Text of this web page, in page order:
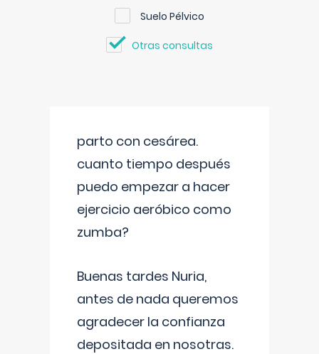
Suelo Pélvico
Otras consultas
parto con cesárea.
cuanto tiempo después
puedo empezar a hacer
ejercicio aeróbico como
zumba?
Buenas tardes Nuria,
antes de nada queremos
agradecer la confianza
depositada en nosotras.